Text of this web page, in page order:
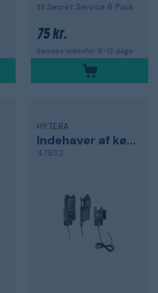
til Secret Service 6 Pack
75 kr.
Sendes indenfor 8-12 dage
HYTERA
Indehaver af køretøj
47932